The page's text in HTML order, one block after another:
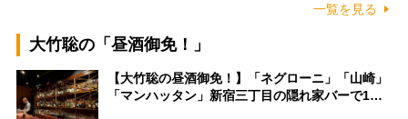
一覧を見る
大竹聡の「昼酒御免！」
【大竹聡の昼酒御免！】「ネグローニ」「山崎」
「マンハッタン」新宿三丁目の隠れ家バーで1…